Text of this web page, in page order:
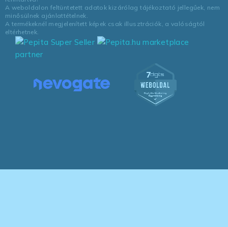
A weboldalon feltüntetett adatok kizárólag tájékoztató jellegűek, nem
minősülnek ajánlattételnek.
A termékeknél megjelenített képek csak illusztrációk, a valóságtól
eltérhetnek.
marketplace
partner